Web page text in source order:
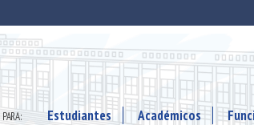
Estudiantes Académicos